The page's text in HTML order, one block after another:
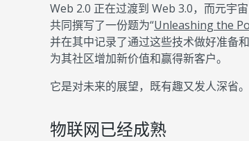
Web 2.0 正在过渡到 Web 3.0，而元宇
共同撰写了一份题为“Unleashing the
并在其中记录了通过这些技术做好准备
为其社区增加新价值和赢得新客户。
它是对未来的展望，既有趣又发人深省。
物联网已经成熟